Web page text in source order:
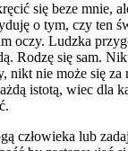
się beze mnie,
o tym, czy ten
oczy. Ludzka
Rodzę się sam.
nikt nie może się za
istotą, wiec dla
człowieka lub